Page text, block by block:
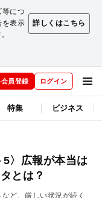
等につ
を表示
詳しくはこちら
員登録 ログイン
特集 ビジネス
5〉広報が本当は
とは？
ど、厳しい状況が続く